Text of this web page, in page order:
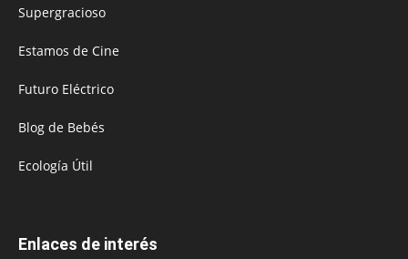
Supergracioso
Estamos de Cine
Futuro Eléctrico
Blog de Bebés
Ecología Útil
Enlaces de interés